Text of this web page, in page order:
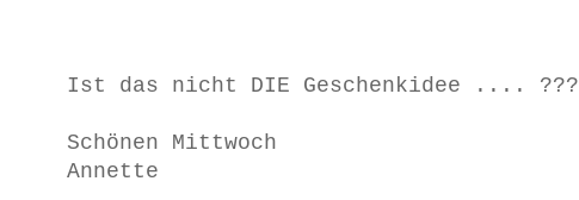
Ist das nicht DIE Geschenkidee .... ???
Schönen Mittwoch
Annette